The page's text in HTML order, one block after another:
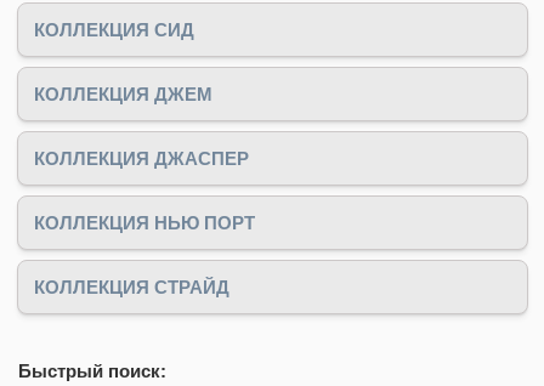
КОЛЛЕКЦИЯ СИД
КОЛЛЕКЦИЯ ДЖЕМ
КОЛЛЕКЦИЯ ДЖАСПЕР
КОЛЛЕКЦИЯ НЬЮ ПОРТ
КОЛЛЕКЦИЯ СТРАЙД
Быстрый поиск: